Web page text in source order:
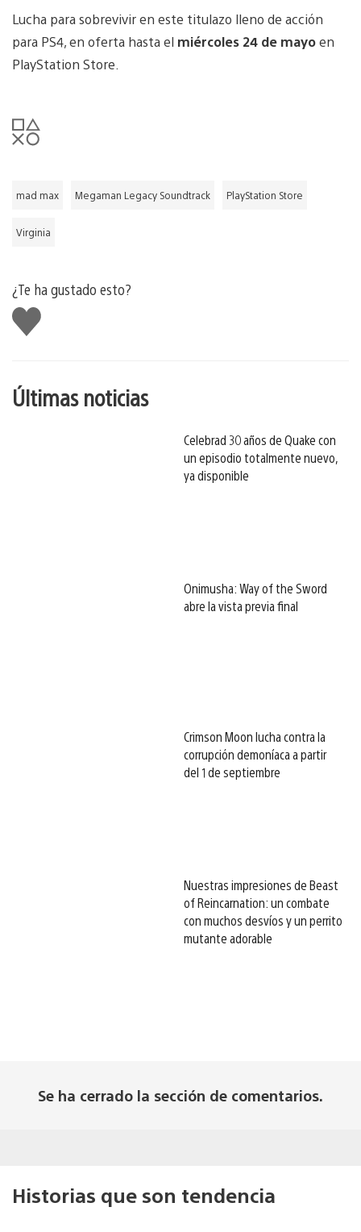
Lucha para sobrevivir en este titulazo lleno de acción
para PS4, en oferta hasta el miércoles 24 de mayoen
PlayStation Store.
mad max Megaman Legacy Soundtrack PlayStation Store
Virginia
¿Te ha gustado esto?
Me
gusta
Últimas noticias
Celebrad 30 años de Quake con
un episodio totalmente nuevo,
ya disponible
Onimusha: Way of the Sword
abre la vista previa final
Crimson Moon lucha contra la
corrupción demoníaca a partir
del 1 de septiembre
Nuestras impresiones de Beast
of Reincarnation: un combate
con muchos desvíos y un perrito
mutante adorable
Se ha cerrado la sección de comentarios.
Historias que son tendencia